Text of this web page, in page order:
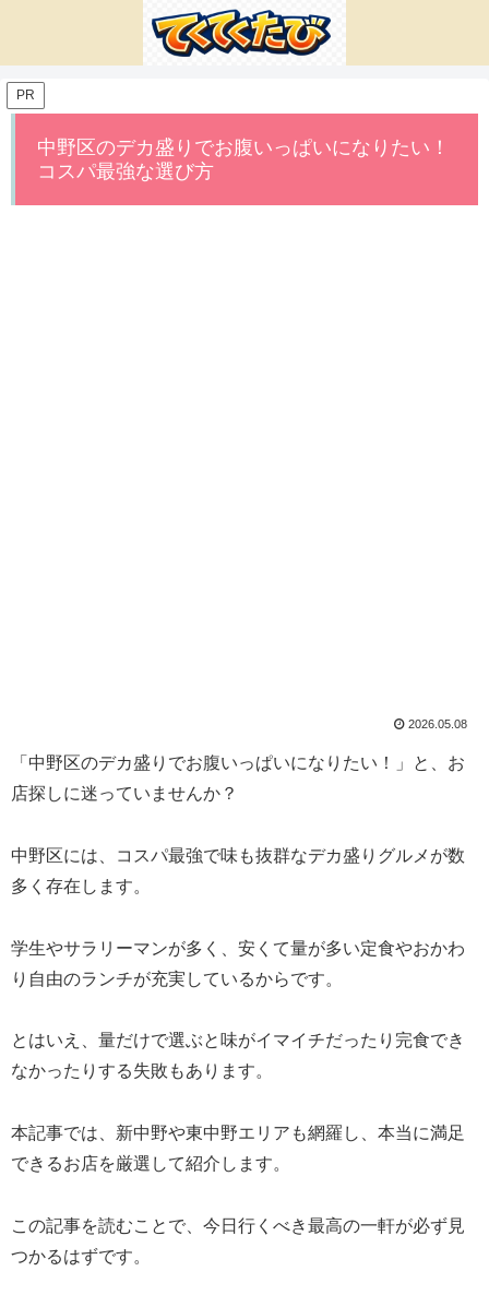
PR
中野区のデカ盛りでお腹いっぱいになりたい！
コスパ最強な選び方
2026.05.08
「中野区のデカ盛りでお腹いっぱいになりたい！」と、お
店探しに迷っていませんか？
中野区には、コスパ最強で味も抜群なデカ盛りグルメが数
多く存在します。
学生やサラリーマンが多く、安くて量が多い定食やおかわ
り自由のランチが充実しているからです。
とはいえ、量だけで選ぶと味がイマイチだったり完食でき
なかったりする失敗もあります。
本記事では、新中野や東中野エリアも網羅し、本当に満足
できるお店を厳選して紹介します。
この記事を読むことで、今日行くべき最高の一軒が必ず見
つかるはずです。